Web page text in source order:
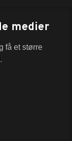
medier
få et større